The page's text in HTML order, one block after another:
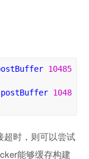
10485
postBuffer 1048
超时，则可以尝试
能够缓存构建